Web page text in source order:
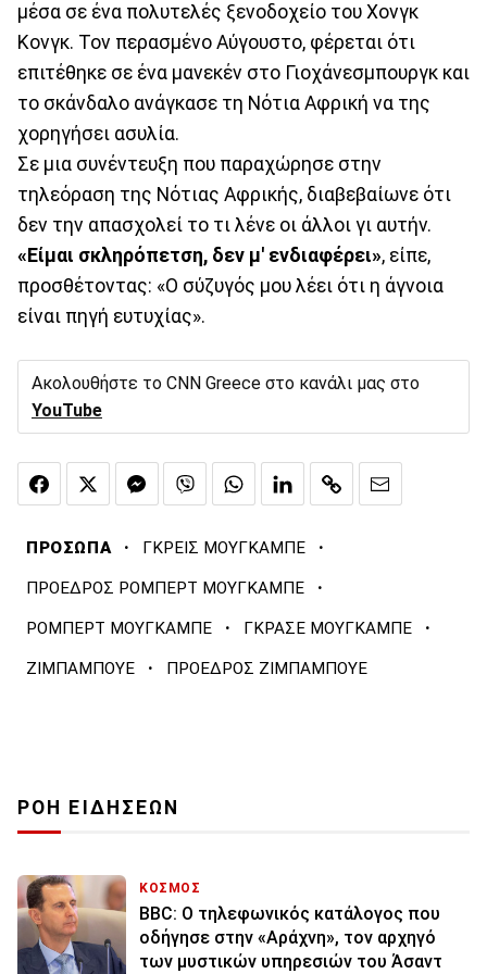
μέσα σε ένα πολυτελές ξενοδοχείο του Χονγκ
Κονγκ. Τον περασμένο Αύγουστο, φέρεται ότι
επιτέθηκε σε ένα μανεκέν στο Γιοχάνεσμπουργκ και
το σκάνδαλο ανάγκασε τη Νότια Αφρική να της
χορηγήσει ασυλία.
Σε μια συνέντευξη που παραχώρησε στην
τηλεόραση της Νότιας Αφρικής, διαβεβαίωνε ότι
δεν την απασχολεί το τι λένε οι άλλοι γι αυτήν.
«Είμαι σκληρόπετση, δεν μ' ενδιαφέρει», είπε,
προσθέτοντας: «Ο σύζυγός μου λέει ότι η άγνοια
είναι πηγή ευτυχίας».
Ακολουθήστε το CNN Greece στο κανάλι μας στο
YouTube
ΠΡΟΣΩΠΑ · ΓΚΡΕΙΣ ΜΟΥΓΚΑΜΠΕ ·
ΠΡΟΕΔΡΟΣ ΡΟΜΠΕΡΤ ΜΟΥΓΚΑΜΠΕ ·
ΡΟΜΠΕΡΤ ΜΟΥΓΚΑΜΠΕ · ΓΚΡΑΣΕ ΜΟΥΓΚΑΜΠΕ ·
ΖΙΜΠΑΜΠΟΥΕ · ΠΡΟΕΔΡΟΣ ΖΙΜΠΑΜΠΟΥΕ
ΡΟΗ ΕΙΔΗΣΕΩΝ
ΚΟΣΜΟΣ
BBC: Ο τηλεφωνικός κατάλογος που
οδήγησε στην «Αράχνη», τον αρχηγό
των μυστικών υπηρεσιών του Άσαντ